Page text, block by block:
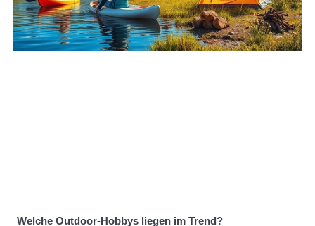
Welche Outdoor-Hobbys liegen im Trend?